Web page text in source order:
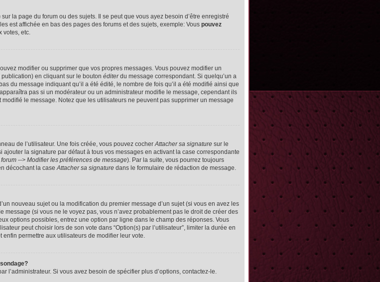
la page du forum ou des sujets. Il se peut que vous ayez besoin d’être enregistré
est affichée en bas des pages des forums et des sujets, exemple: Vous pouvez
votes, etc.
modifier ou supprimer que vos propres messages. Vous pouvez modifier un
en cliquant sur le bouton éditerdu message correspondant. Si quelqu’un a
du message indiquant qu’il a été édité, le nombre de fois qu’il a été modifié ainsi que
pas si un modérateur ou un administrateur modifie le message, cependant ils
le message. Notez que les utilisateurs ne peuvent pas supprimer un message
de l’utilisateur. Une fois créée, vous pouvez cocherAttacher sa signature sur le
la signature par défaut à tous vos messages en activant la case correspondante
--> Modifier les préférences de message). Par la suite, vous pourrez toujours
décochant la caseAttacher sa signature dans le formulaire de rédaction de message.
nouveau sujet ou la modification du premier message d’un sujet (si vous en avez les
message (si vous ne le voyez pas, vous n’avez probablement pas le droit de créer des
options possibles, entrez une option par ligne dans le champ des réponses. Vous
peut choisir lors de son vote dans “Option(s) par l’utilisateur”, limiter la durée en
enfin permettre aux utilisateurs de modifier leur vote.
l’administrateur. Si vous avez besoin de spécifier plus d’options, contactez-le.